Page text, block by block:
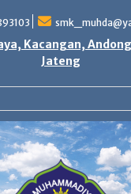
Kacangan,
Jateng